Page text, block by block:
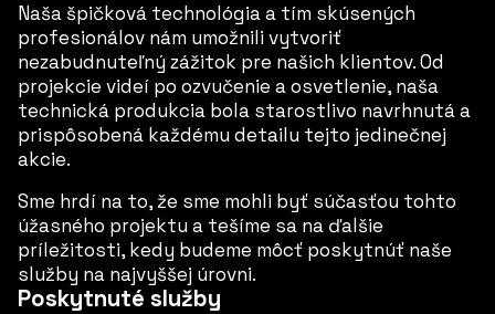
Naša špičková technológia a tím skúsených
profesionálov nám umožnili vytvoriť
nezabudnuteľný zážitok pre našich klientov. Od
projekcie videí po ozvučenie a osvetlenie, naša
technická produkcia bola starostlivo navrhnutá a
prispôsobená každému detailu tejto jedinečnej
akcie.
Sme hrdí na to, že sme mohli byť súčasťou tohto
úžasného projektu a tešíme sa na ďalšie
príležitosti, kedy budeme môcť poskytnúť naše
služby na najvyššej úrovni.
Poskytnuté služby